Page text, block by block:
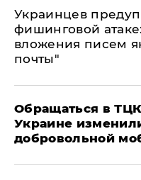
Украинцев
фишинговой
вложения писем
почты"
Обращаться в
Украине
добровольной